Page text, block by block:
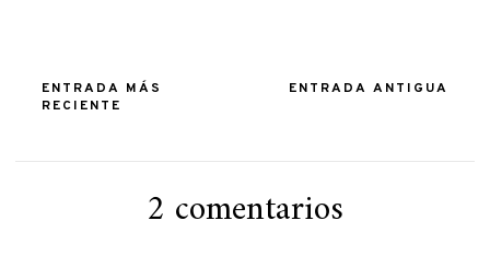
ENTRADA MÁS
RECIENTE
ENTRADA ANTIGUA
2 comentarios